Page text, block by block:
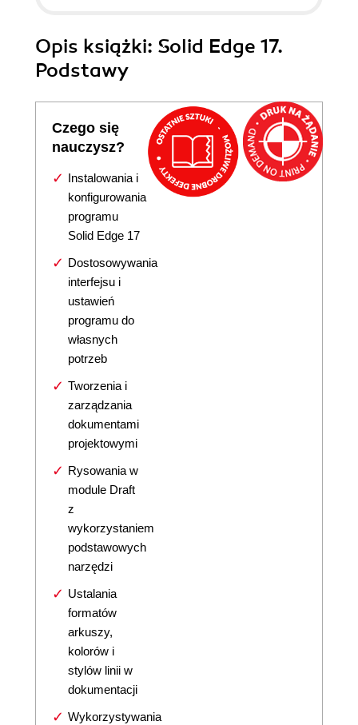
Opis książki: Solid Edge 17.
Podstawy
Czego się
nauczysz?
Instalowania i
konfigurowania
programu
Solid Edge 17
Dostosowywania
interfejsu i
ustawień
programu do
własnych
potrzeb
Tworzenia i
zarządzania
dokumentami
projektowymi
Rysowania w
module Draft
z
wykorzystaniem
podstawowych
narzędzi
Ustalania
formatów
arkuszy,
kolorów i
stylów linii w
dokumentacji
Wykorzystywania